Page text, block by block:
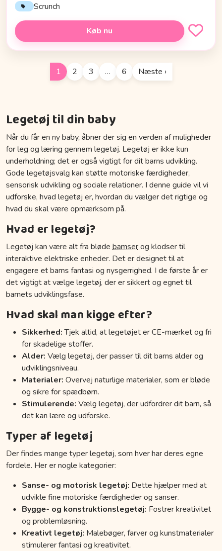
Scrunch
Køb nu
1 2 3 … 6 Næste ›
Legetøj til din baby
Når du får en ny baby, åbner der sig en verden af muligheder
for leg og læring gennem legetøj. Legetøj er ikke kun
underholdning; det er også vigtigt for dit barns udvikling.
Gode legetøjsvalg kan støtte motoriske færdigheder,
sensorisk udvikling og sociale relationer. I denne guide vil vi
udforske, hvad legetøj er, hvordan du vælger det rigtige og
hvad du skal være opmærksom på.
Hvad er legetøj?
Legetøj kan være alt fra bløde bamserog klodser til
interaktive elektriske enheder. Det er designet til at
engagere et barns fantasi og nysgerrighed. I de første år er
det vigtigt at vælge legetøj, der er sikkert og egnet til
barnets udviklingsfase.
Hvad skal man kigge efter?
Sikkerhed:Tjek altid, at legetøjet er CE-mærket og fri
for skadelige stoffer.
Alder: Vælg legetøj, der passer til dit barns alder og
udviklingsniveau.
Materialer: Overvej naturlige materialer, som er bløde
og sikre for spædbørn.
Stimulerende: Vælg legetøj, der udfordrer dit barn, så
det kan lære og udforske.
Typer af legetøj
Der findes mange typer legetøj, som hver har deres egne
fordele. Her er nogle kategorier:
Sanse- og motorisk legetøj: Dette hjælper med at
udvikle fine motoriske færdigheder og sanser.
Bygge- og konstruktionslegetøj: Fostrer kreativitet
og problemløsning.
Kreativt legetøj: Malebøger, farver og kunstmaterialer
stimulerer fantasi og kreativitet.